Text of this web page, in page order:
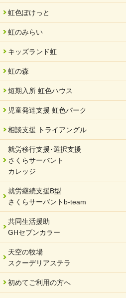
2024/07/03
中部学院大学「現代福祉マネジメ
2024/04/17
SDGs発表会・研修会
2024/04/05
中学生向けのフリースクール「可
2024/04/01
を開催しました。
2024/02/20
2024/02/02
岐阜県 ワーク・ライフ・バラン
2024/01/15
令和6年能登半島地震被災者支援に
2023/12/29
年末年始のお知らせ
2023/12/18
北方支店・保護者交流会「収穫祭」
2023/11/08
オンラインショップを開設しまし
2023/10/20
虹色ぽけっと
虹のみらい
キッズランド虹
虹の森
短期入所 虹色ハウス
児童発達支援 虹色パーク
相談支援 トライアングル
就労移行支援･選択支援
さくらサーバント
カレッジ
就労継続支援B型
さくらサーバントb-team
共同生活援助
GHセブンカラー
天空の牧場
スクーデリアステラ
初めてご利用の方へ